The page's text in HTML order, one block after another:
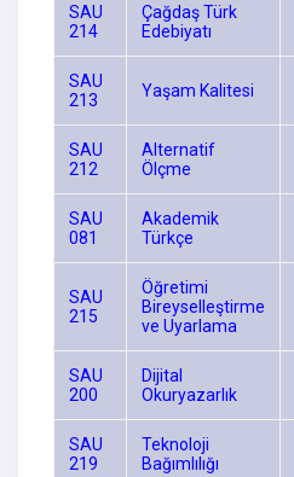
SAU
214
Çağdaş Türk
Edebiyatı
SAU
213
Yaşam Kalitesi
SAU
212
Alternatif
Ölçme
SAU
081
Akademik
Türkçe
SAU
215
Öğretimi
Bireyselleştirme
ve Uyarlama
SAU
200
Dijital
Okuryazarlık
SAU
219
Teknoloji
Bağımlılığı